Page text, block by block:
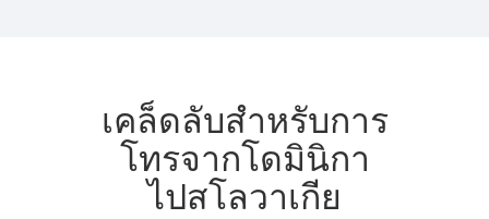
เคล็ดลับสำหรับการ
โทรจากโดมินิกา
ไปสโลวาเกีย